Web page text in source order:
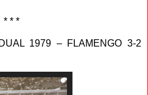
* * *
1979 – FLAMENGO 3-2